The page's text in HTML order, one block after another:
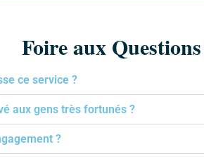
Foire aux Questions
ce service ?
aux gens très fortunés ?
?